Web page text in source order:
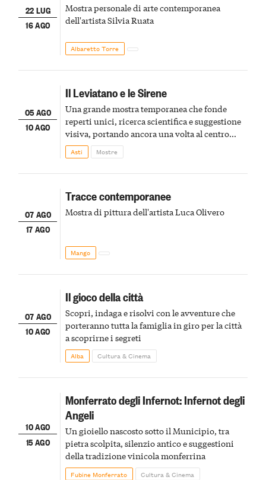
22 LUG
16 AGO
Mostra personale di arte contemporanea
dell'artista Silvia Ruata
Albaretto Torre
05 AGO
10 AGO
Il Leviatano e le Sirene
Una grande mostra temporanea che fonde
reperti unici, ricerca scientifica e suggestione
visiva, portando ancora una volta al centro
della scena le meraviglie del passato astigiano
Asti Mostre
07 AGO
17 AGO
Tracce contemporanee
Mostra di pittura dell'artista Luca Olivero
Mango
07 AGO
10 AGO
Il gioco della città
Scopri, indaga e risolvi con le avventure che
porteranno tutta la famiglia in giro per la città
a scoprirne i segreti
Alba Cultura & Cinema
10 AGO
15 AGO
Monferrato degli Infernot: Infernot degli
Angeli
Un gioiello nascosto sotto il Municipio, tra
pietra scolpita, silenzio antico e suggestioni
della tradizione vinicola monferrina
Fubine Monferrato Cultura & Cinema